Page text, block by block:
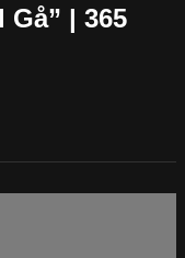
| 365